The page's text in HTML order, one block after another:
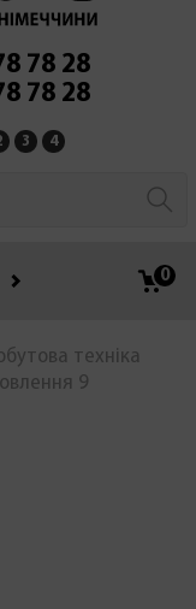
78 28
78 28
МАГАЗИН НА
3 СЕРВІСНИЙ ЦЕНТР
4
0
техніка
9